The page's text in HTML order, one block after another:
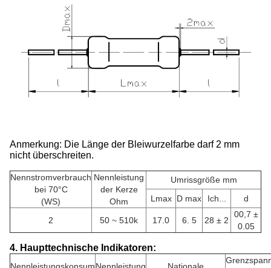
Anmerkung: Die Länge der Bleiwurzelfarbe darf 2 mm
nicht überschreiten.
Nennstromverbrauch
bei 70°C
(WS)
Nennleistung
der Kerze
Ohm
Umrissgröße mm
Lmax D max Ich... d
2 50 ~ 510k 17.0 6. 5 28 ± 2
00,7 ±
0.05
4. Haupttechnische Indikatoren: